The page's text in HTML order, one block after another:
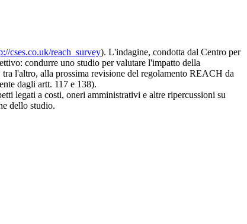
cses.co.uk/reach_survey). L'indagine, condotta dal Centro per
condurre uno studio per valutare l'impatto della
l'altro, alla prossima revisione del regolamento REACH da
dagli artt. 117 e 138).
legati a costi, oneri amministrativi e altre ripercussioni su
dello studio.